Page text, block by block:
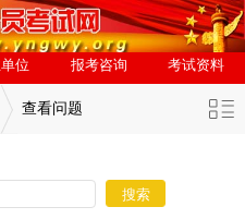
位 报考咨询 考试资料
查看问题
搜索